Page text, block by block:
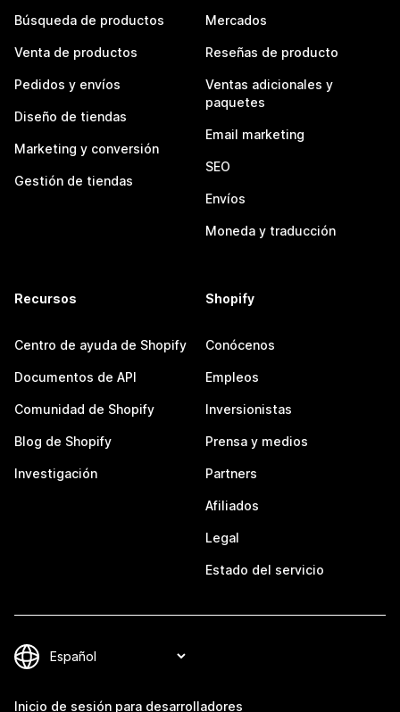
Búsqueda de productos
Venta de productos
Pedidos y envíos
Diseño de tiendas
Marketing y conversión
Gestión de tiendas
Mercados
Reseñas de producto
Ventas adicionales y
paquetes
Email marketing
SEO
Envíos
Moneda y traducción
Recursos
Centro de ayuda de Shopify
Documentos de API
Comunidad de Shopify
Blog de Shopify
Investigación
Shopify
Conócenos
Empleos
Inversionistas
Prensa y medios
Partners
Afiliados
Legal
Estado del servicio
Inicio de sesión para desarrolladores